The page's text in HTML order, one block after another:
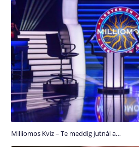
Milliomos Kvíz – Te meddig jutnál a…